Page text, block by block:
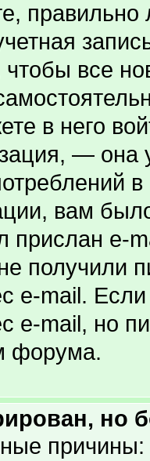
все
в него
—
вам
прислан e-
получили
e-mail.
e-mail, но
форума.
но